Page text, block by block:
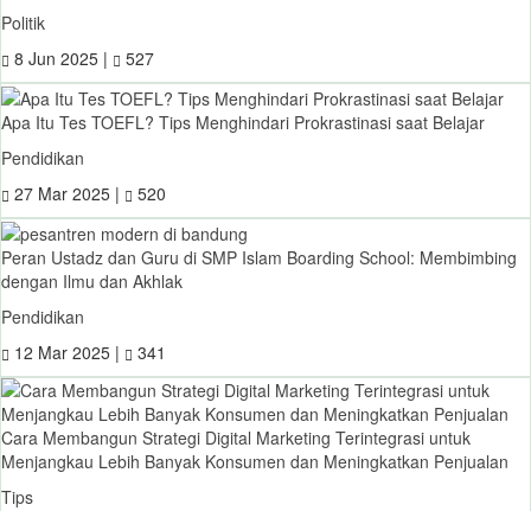
Politik
8 Jun 2025 |
527
Apa Itu Tes TOEFL? Tips Menghindari Prokrastinasi saat Belajar
Pendidikan
27 Mar 2025 |
520
Peran Ustadz dan Guru di SMP Islam Boarding School: Membimbing
dengan Ilmu dan Akhlak
Pendidikan
12 Mar 2025 |
341
Cara Membangun Strategi Digital Marketing Terintegrasi untuk
Menjangkau Lebih Banyak Konsumen dan Meningkatkan Penjualan
Tips